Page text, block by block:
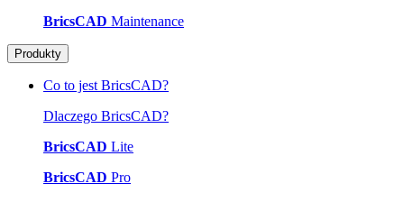
BricsCAD Maintenance
Produkty
Co to jest BricsCAD?
Dlaczego BricsCAD?
BricsCAD Lite
BricsCAD Pro